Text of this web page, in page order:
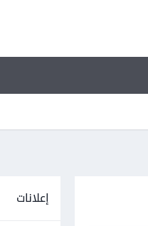
إعلانات